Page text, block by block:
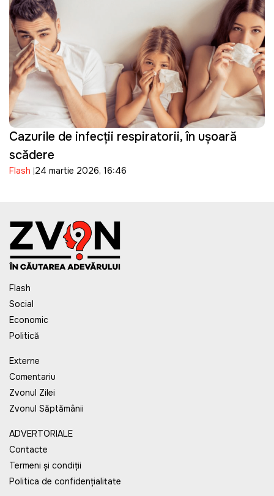
Cazurile de infecții respiratorii, în ușoară
scădere
Flash 24 martie 2026, 16:46
Flash
Social
Economic
Politică
Externe
Comentariu
Zvonul Zilei
Zvonul Săptămânii
ADVERTORIALE
Contacte
Termeni și condiții
Politica de confidențialitate